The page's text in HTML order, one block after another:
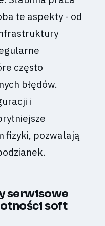
te aspekty - od
często
błędów.
i
fizyki, pozwalają
serwisowe
soft